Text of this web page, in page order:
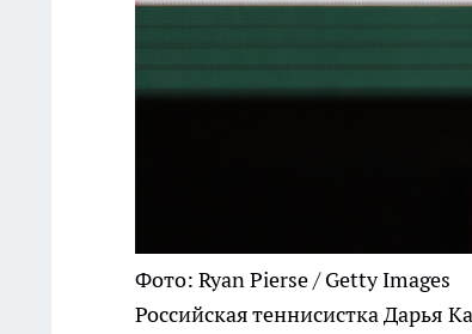
Фото: Ryan Pierse / Getty Images
Российская теннисистка Дарья